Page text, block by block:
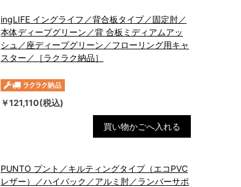
ingLIFE イングライフ／背合板タイプ／固定肘／
本体ディープグリーン／背 合板ミディアムアッ
シュ／座ディープグリーン／フローリング用キャ
スター／［ラクラク納品］
￥121,110(税込)
買い物かごへ入れる
PUNTO プント／キルティングタイプ（エコPVC
レザー）／ハイバック／アルミ肘／ランバーサポ